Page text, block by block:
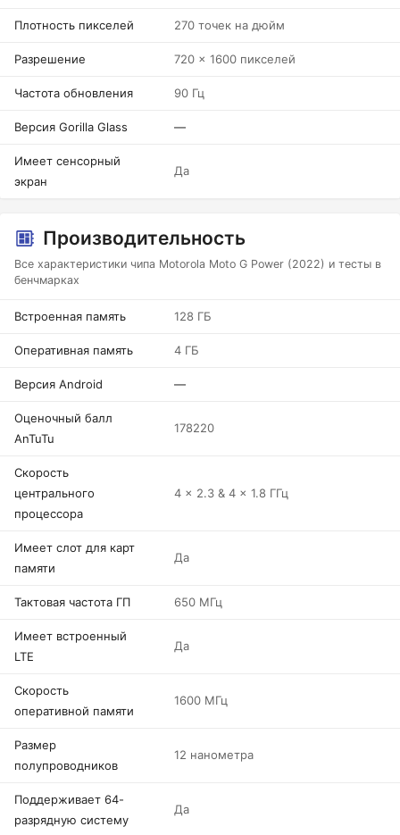
Плотность пикселей 270 точек на дюйм
Разрешение 720 x 1600 пикселей
Частота обновления 90 Гц
Версия Gorilla Glass —
Имеет сенсорный
экран
Да
Производительность
Все характеристики чипа Motorola Moto G Power (2022) и тесты в
бенчмарках
Встроенная память 128 ГБ
Оперативная память 4 ГБ
Версия Android —
Оценочный балл
AnTuTu
178220
Скорость
центрального
процессора
4 x 2.3 & 4 x 1.8 ГГц
Имеет слот для карт
памяти
Да
Тактовая частота ГП 650 МГц
Имеет встроенный
LTE
Да
Скорость
оперативной памяти
1600 МГц
Размер
полупроводников
12 нанометра
Поддерживает 64-
разрядную систему
Да